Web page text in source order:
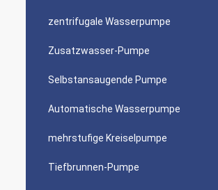
zentrifugale Wasserpumpe
Zusatzwasser-Pumpe
Selbstansaugende Pumpe
Automatische Wasserpumpe
mehrstufige Kreiselpumpe
Tiefbrunnen-Pumpe